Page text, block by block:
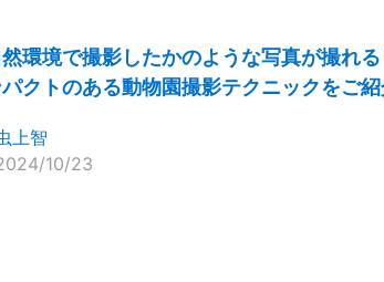
環境で撮影したかのような写真が撮れ
パクトのある動物園撮影テクニックをご
上智
10/23